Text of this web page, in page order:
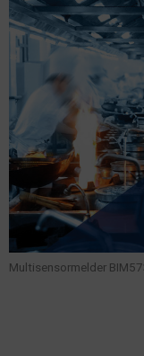
Multisensormelder